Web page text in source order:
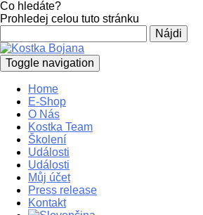
Co hledáte?
Prohledej celou tuto stránku
Toggle navigation
Home
E-Shop
O Nás
Kostka Team
Školení
Události
Události
Můj účet
Press release
Kontakt